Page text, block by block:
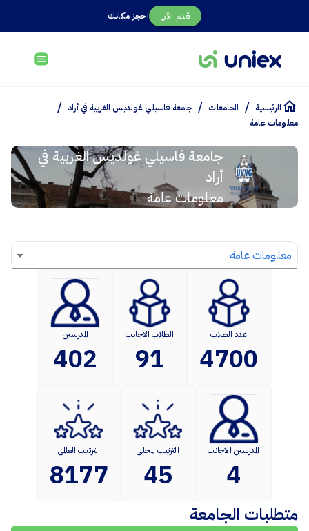
احجز مكانك قدم الآن
الرئيسية / الجامعات / جامعة فاسيلي غولديس الغربية في أراد /
معلومات عامة
جامعة فاسيلي غولديس الغربية في
أراد
معلومات عامة
معلومات عامة
عدد الطلاب
4700
الطلاب الاجانب
91
المدرسين
402
المدرسين الاجانب
4
الترتيب المحلى
45
الترتيب العالمى
8177
متطلبات الجامعة